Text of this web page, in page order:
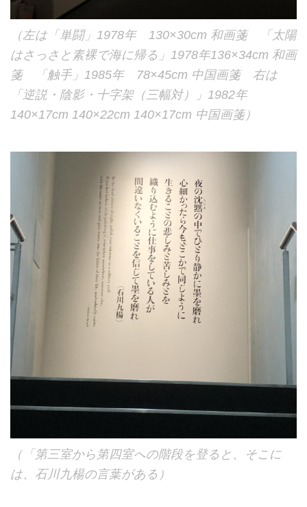
（左は「単闘」1978年 130×30cm 和画箋 「太陽
はさっさと素裸で海に帰る」1978年136×34cm 和画
箋 「触手」1985年 78×45cm 中国画箋 右は
「逆説・陰影・十字架（三幅対）」1982年
140×17cm 140×22cm 140×17cm 中国画箋）
（「第三室から第四室への階段を登ると、そこに
は、石川九楊の言葉がある）